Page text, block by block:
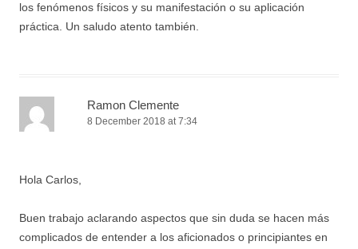
los fenómenos físicos y su manifestación o su aplicación
práctica. Un saludo atento también.
Ramon Clemente
8 December 2018 at 7:34
Hola Carlos,
Buen trabajo aclarando aspectos que sin duda se hacen más
complicados de entender a los aficionados o principiantes en